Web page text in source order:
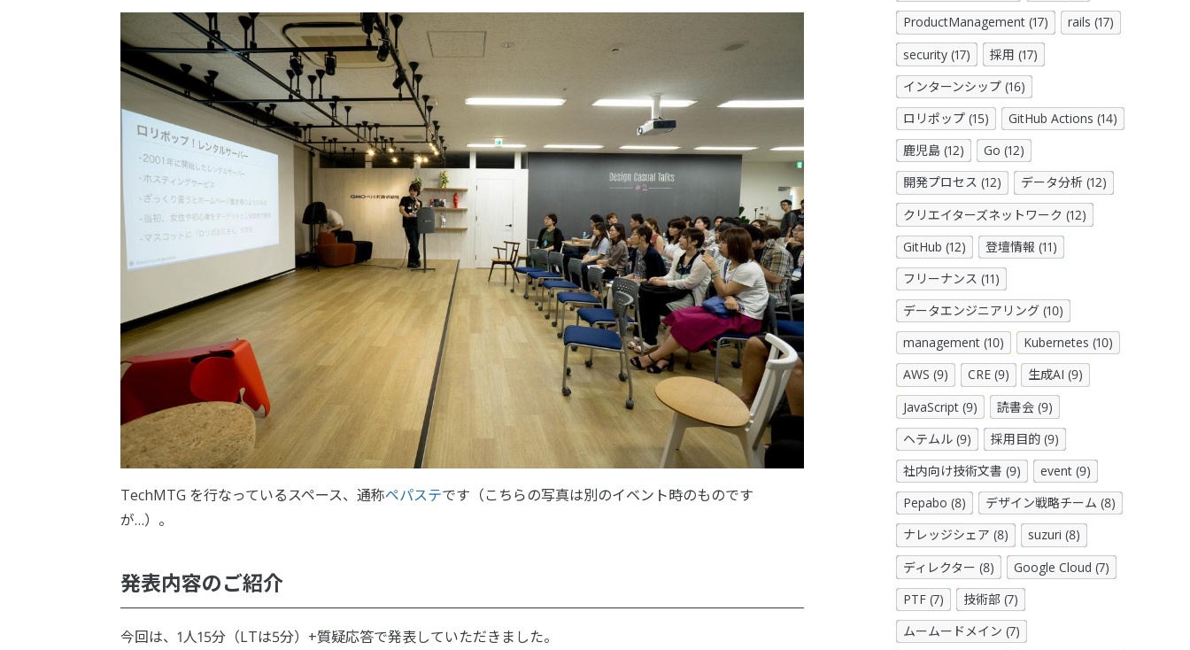
TechMTG を行なっているスペース、通称ペパステです（こちらの写真は別のイベント時のものです
が…）。
発表内容のご紹介
今回は、1人15分（LTは5分）+質疑応答で発表していただきました。
ProductManagement (17)
rails (17)
security (17)
採用 (17)
インターンシップ (16)
ロリポップ (15)
GitHub Actions (14)
鹿児島 (12)
Go (12)
開発プロセス (12)
データ分析 (12)
クリエイターズネットワーク (12)
GitHub (12)
登壇情報 (11)
フリーナンス (11)
データエンジニアリング (10)
management (10)
Kubernetes (10)
AWS (9)
CRE (9)
生成AI (9)
JavaScript (9)
読書会 (9)
ヘテムル (9)
採用目的 (9)
社内向け技術文書 (9)
event (9)
Pepabo (8)
デザイン戦略チーム (8)
ナレッジシェア (8)
suzuri (8)
ディレクター (8)
Google Cloud (7)
PTF (7)
技術部 (7)
ムームードメイン (7)